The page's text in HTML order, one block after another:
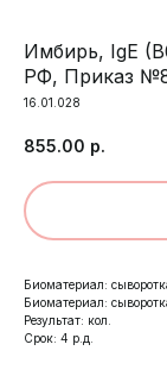
Имбирь, IgE
РФ, Приказ
16.01.028
855.00 р.
Биоматериал:
Биоматериал:
Результат: кол.
Срок: 4 р.д.